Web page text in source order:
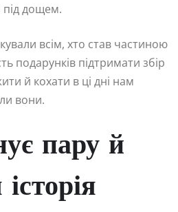
під дощем.
всім, хто став частиною
подарунків підтримати збір
й кохати в ці дні нам
вони.
пару й